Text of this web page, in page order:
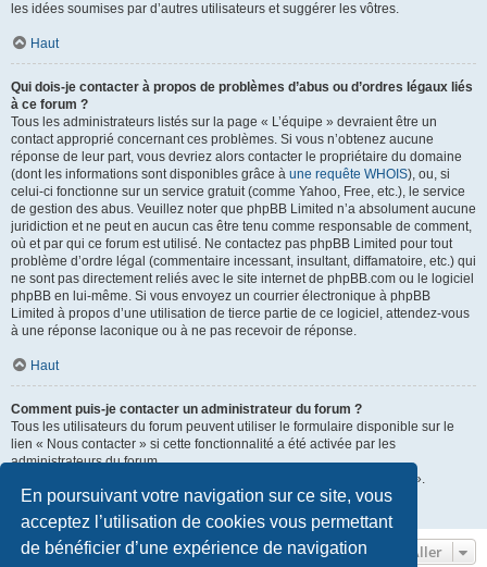
En poursuivant votre navigation sur ce site, vous
acceptez l’utilisation de cookies vous permettant
de bénéficier d’une expérience de navigation
les idées soumises par d’autres utilisateurs et suggérer les vôtres.
Haut
Qui dois-je contacter à propos de problèmes d’abus ou d’ordres légaux liés
à ce forum ?
Tous les administrateurs listés sur la page « L’équipe » devraient être un
contact approprié concernant ces problèmes. Si vous n’obtenez aucune
réponse de leur part, vous devriez alors contacter le propriétaire du domaine
(dont les informations sont disponibles grâce à une requête WHOIS), ou, si
celui-ci fonctionne sur un service gratuit (comme Yahoo, Free, etc.), le service
de gestion des abus. Veuillez noter que phpBB Limited n’a absolument aucune
juridiction et ne peut en aucun cas être tenu comme responsable de comment,
où et par qui ce forum est utilisé. Ne contactez pas phpBB Limited pour tout
problème d’ordre légal (commentaire incessant, insultant, diffamatoire, etc.) qui
ne sont pas directement reliés avec le site internet de phpBB.com ou le logiciel
phpBB en lui-même. Si vous envoyez un courrier électronique à phpBB
Limited à propos d’une utilisation de tierce partie de ce logiciel, attendez-vous
à une réponse laconique ou à ne pas recevoir de réponse.
Haut
Comment puis-je contacter un administrateur du forum ?
Tous les utilisateurs du forum peuvent utiliser le formulaire disponible sur le
lien « Nous contacter » si cette fonctionnalité a été activée par les
administrateurs du forum.
Les membres du forum peuvent également utiliser le lien « L’équipe ».
Aller